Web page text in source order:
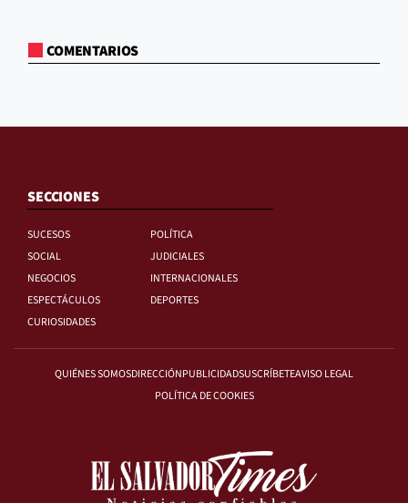
COMENTARIOS
SECCIONES
SUCESOS
POLÍTICA
SOCIAL
JUDICIALES
NEGOCIOS
INTERNACIONALES
ESPECTÁCULOS
DEPORTES
CURIOSIDADES
QUIÉNES SOMOSDIRECCIÓNPUBLICIDADSUSCRÍBETEAVISO LEGAL
POLÍTICA DE COOKIES